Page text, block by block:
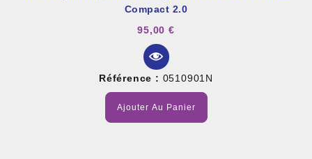
Compact 2.0
95,00 €
Référence : 0510901N
Ajouter Au Panier